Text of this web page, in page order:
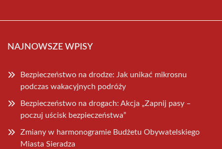
NAJNOWSZE WPISY
Bezpieczeństwo na drodze: Jak unikać mikrosnu
podczas wakacyjnych podróży
Bezpieczeństwo na drogach: Akcja „Zapnij pasy –
poczuj uścisk bezpieczeństwa”
Zmiany w harmonogramie Budżetu Obywatelskiego
Miasta Sieradza